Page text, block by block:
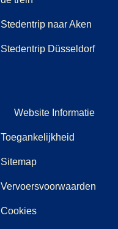
Stedentrip naar Aken
Stedentrip Düsseldorf
Website Informatie
Toegankelijkheid
Sitemap
Vervoersvoorwaarden
Cookies